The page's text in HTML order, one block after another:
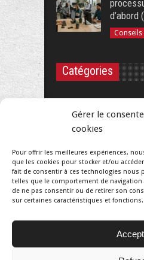
Gérer le
cookies
Pour offrir les meilleures expériences,
que les cookies pour stocker et/ou
fait de consentir à ces technologies nous
telles que le comportement de
de ne pas consentir ou de retirer son
sur certaines caractéristiques et fonctions.
d’abord
Conseils
Catégories
Conseils entreprises
Conseils salariés
Matériel professionnel
Portage salarial